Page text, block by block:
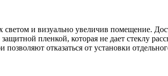
и визуально увеличив помещение.
пленкой, которая не дает стеклу
позволяют отказаться от установки